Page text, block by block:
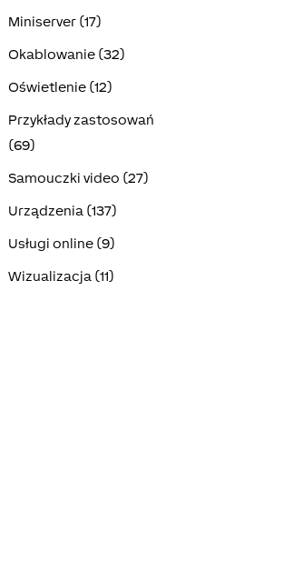
Miniserver (17)
Okablowanie (32)
Oświetlenie (12)
Przykłady zastosowań
(69)
Samouczki video (27)
Urządzenia (137)
Usługi online (9)
Wizualizacja (11)